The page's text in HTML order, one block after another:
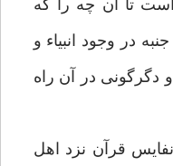
تا آن چه را كه
در وجود انبياء و
و دگرگونى در آن راه
قرآن نزد اهل